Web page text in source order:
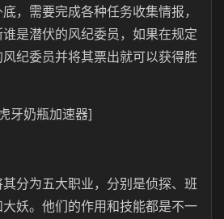
，需要完成各种任务收集情报，
是潜伏的风纪委员，如果在规定
纪委员并将其票出就可以获得胜
牙奶瓶加速器]
分为五大职业，分别是侦探、班
妖。他们的作用和技能都是不一